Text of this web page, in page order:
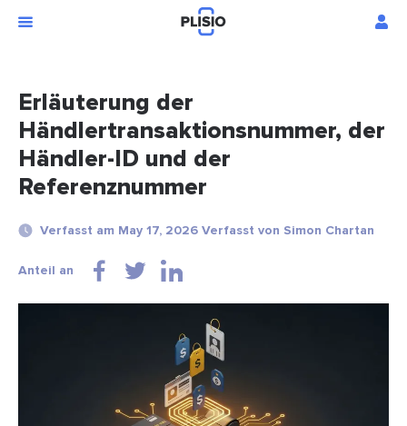
Erläuterung der
Händlertransaktionsnummer, der
Händler-ID und der
Referenznummer
Verfasst am May 17, 2026 Verfasst von Simon Chartan
Anteil an